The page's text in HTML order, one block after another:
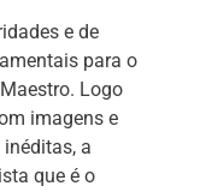
e de
para o
Logo
imagens e
a
que é o